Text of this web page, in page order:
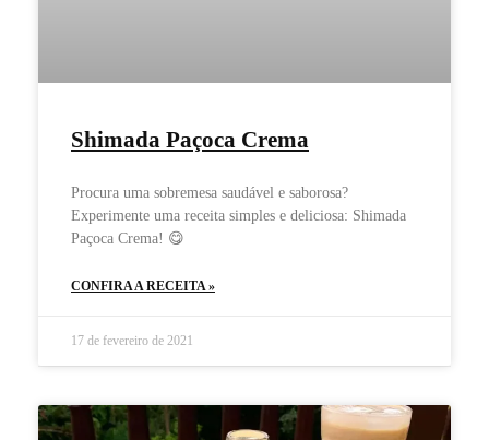
Shimada Paçoca Crema
Procura uma sobremesa saudável e saborosa?
Experimente uma receita simples e deliciosa: Shimada
Paçoca Crema! 😋
CONFIRA A RECEITA »
17 de fevereiro de 2021